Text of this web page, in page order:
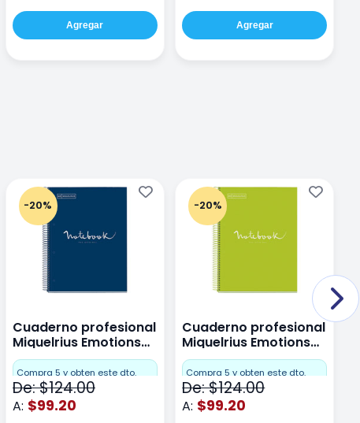
Agregar Agregar
-20%
Cuaderno profesional
Miquelrius Emotions
Dots 80 hojas
Compra 5 y obten este dto.
De: $124.00
A: $99.20
-20%
Cuaderno profesional
Miquelrius Emotions
Dots 80 hojas Lima
Compra 5 y obten este dto.
De: $124.00
A: $99.20